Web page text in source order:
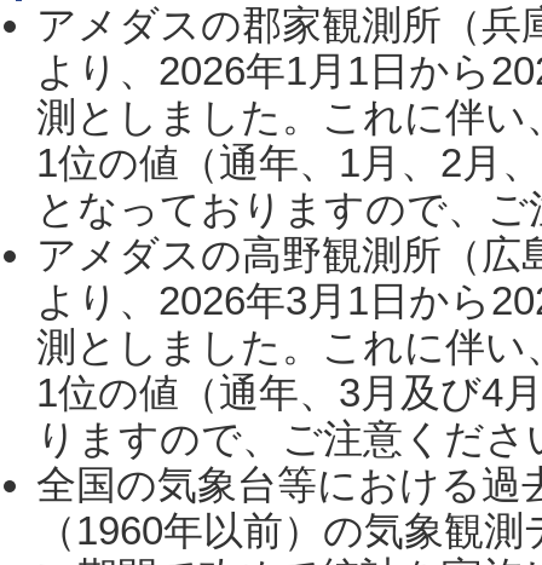
アメダスの郡家観測所（
より、2026年1月1日から
測としました。これに伴い
1位の値（通年、1月、2月
となっておりますので、
アメダスの高野観測所（
より、2026年3月1日から
測としました。これに伴い
1位の値（通年、3月及び4
りますので、ご注意くだ
全国の気象台等における過
（1960年以前）の気象観